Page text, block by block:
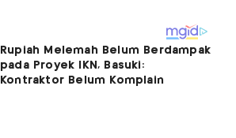
Rupiah Melemah Belum Berdampak
pada Proyek IKN, Basuki:
Kontraktor Belum Komplain